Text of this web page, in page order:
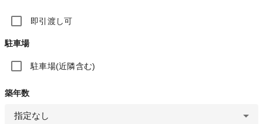
即引渡し可
駐車場
駐車場(近隣含む)
築年数
指定なし